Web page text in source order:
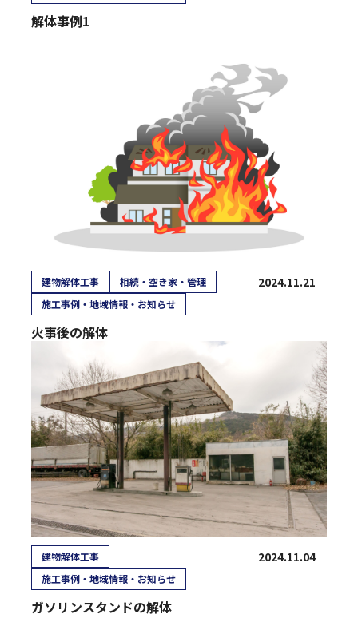
解体事例1
建物解体工事
相続・空き家・管理
施工事例・地域情報・お知らせ
2024.11.21
火事後の解体
建物解体工事
施工事例・地域情報・お知らせ
2024.11.04
ガソリンスタンドの解体